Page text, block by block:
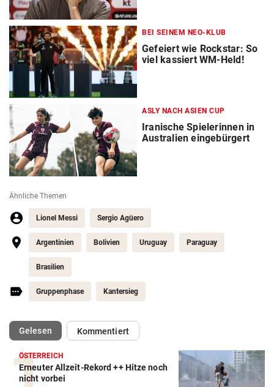
BEI SEINEM NEO-KLUB
Gefeiert wie Rockstar: So
viel kassiert WM-Held!
ASLY NACH ASIEN CUP
Iranische Spielerinnen in
Australien eingebürgert
Ähnliche Themen
Lionel Messi Sergio Agüero
Argentinien Bolivien Uruguay Paraguay
Brasilien
Gruppenphase Kantersieg
Gelesen(ausgewählt)Kommentiert
ÖSTERREICH
Erneuter Allzeit-Rekord ++ Hitze noch
nicht vorbei